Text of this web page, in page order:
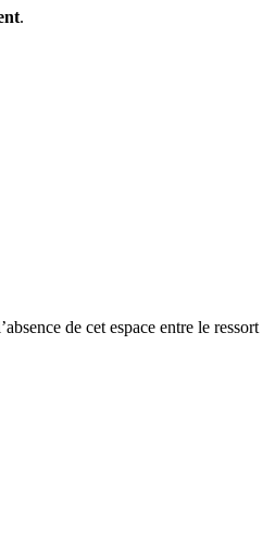
.
de cet espace entre le ressort